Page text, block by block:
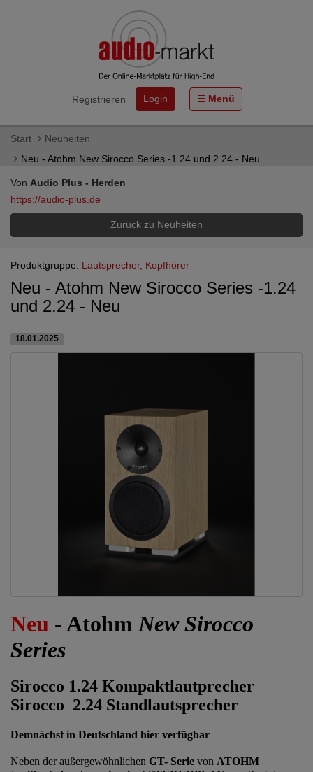
Registrieren Login Menü
Start
Neuheiten
Neu - Atohm New Sirocco Series -1.24 und 2.24 - Neu
Von Audio Plus - Herden
https://audio-plus.de
Zurück zu Neuheiten
Produktgruppe: Lautsprecher, Kopfhörer
Neu - Atohm New Sirocco Series -1.24
und 2.24 - Neu
18.01.2025
Neu - Atohm New Sirocco
Series
Sirocco 1.24 Kompaktlautprecher
Sirocco 2.24 Standlautsprecher
Demnächst in Deutschland hier verfügbar
Neben der außergewöhnlichen GT- Serie von ATOHM